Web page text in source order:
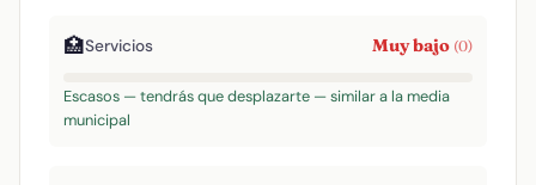
🏥Servicios Muy bajo (0)
Escasos — tendrás que desplazarte — similar a la media
municipal